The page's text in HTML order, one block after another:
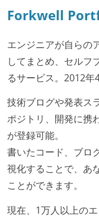
Forkwell
エンジニアが自らの
してまとめ、セルフ
るサービス。2012年
技術ブログや発表ス
ポジトリ、開発に携
が登録可能。
書いたコード、ブロ
視化することで、あ
ことができます。
現在、1万人以上のエ